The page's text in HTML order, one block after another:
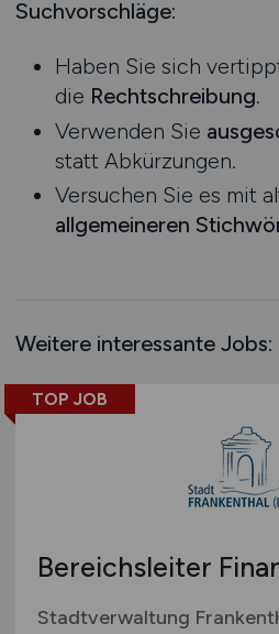
Investment Banking
Konzernbuchhaltung
Kreditorenbuchhaltung
Kreditsachbearbeitung
Kundenservice
Leasing
Mathematik & Statistik
Öffentlicher Sektor
Prozessmanagement
Recht
Riskmanagement
Ausbildung / Studium
Praktikum
Mecklenburg-Vorpommern
Nordrhein-Westfalen
Rheinland-Pfalz
Saarland
Sachsen
Sachsen-Anhalt
Schleswig-Holstein
Schweiz
Europa
International
Suchvorschläge:
Haben Sie sich
die Rechtschreibung.
Verwenden Sie
statt Abkürzungen.
Versuchen Sie es mit
allgemeineren
Weitere interessante Jobs:
TOP JOB
Bereichsleiter
Stadtverwaltung